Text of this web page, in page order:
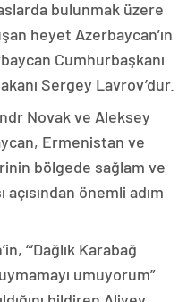
bulunmak üzere
heyet Azerbaycan’ın
Cumhurbaşkanı
Sergey Lavrov’dur.
Novak ve Aleksey
Ermenistan ve
bölgede sağlam ve
önemli adım
“‘Dağlık Karabağ
umuyorum”